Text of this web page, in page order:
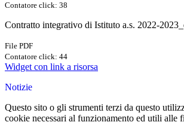
Contatore click: 38
Contratto integrativo di Istituto a.s. 2022-
File PDF
Contatore click: 44
Widget con link a risorsa
Notizie
Questo sito o gli strumenti terzi da questo
cookie necessari al funzionamento ed utili alle